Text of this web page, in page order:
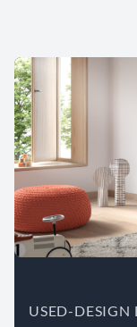
USED-DESIGN